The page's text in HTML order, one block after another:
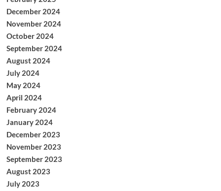
December 2024
November 2024
October 2024
September 2024
August 2024
July 2024
May 2024
April 2024
February 2024
January 2024
December 2023
November 2023
September 2023
August 2023
July 2023